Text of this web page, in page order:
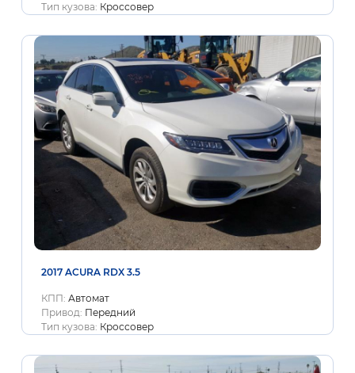
Тип кузова: Кроссовер
2017 ACURA RDX 3.5
КПП: Автомат
Привод: Передний
Тип кузова: Кроссовер